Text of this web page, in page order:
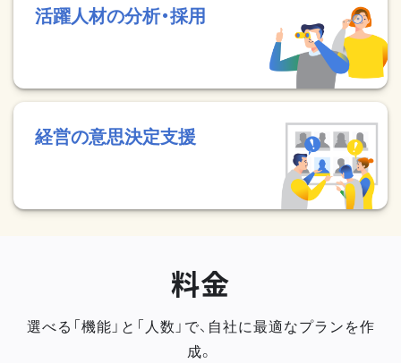
活躍人材の分析・採用
経営の意思決定支援
料金
選べる「機能」と「人数」で、自社に最適なプランを作
成。